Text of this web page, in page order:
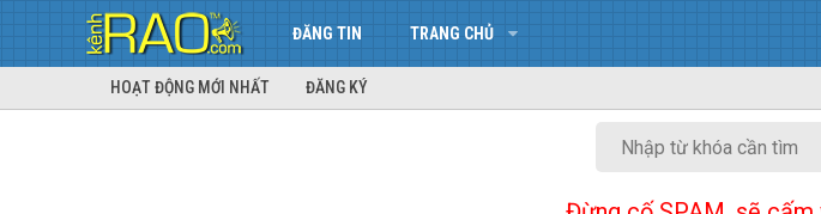
ĐĂNG TIN TRANG CHỦ
HOẠT ĐỘNG MỚI NHẤT ĐĂNG KÝ